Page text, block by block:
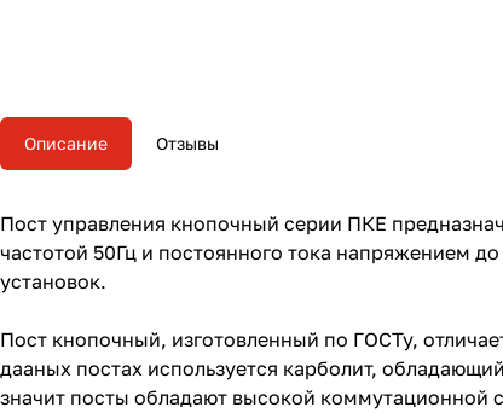
Описание Отзывы
Пост управления кнопочный серии ПКЕ
частотой 50Гц и постоянного тока напряжением
установок.
Пост кнопочный, изготовленный по ГОСТу,
дааных постах используется карболит,
значит посты обладают высокой коммутационной